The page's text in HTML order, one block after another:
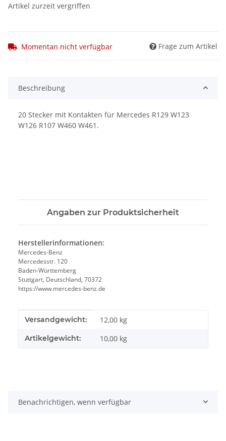
Artikel zurzeit vergriffen
Momentan nicht verfügbar Frage zum Artikel
Beschreibung
20 Stecker mit Kontakten für Mercedes R129 W123
W126 R107 W460 W461.
Angaben zur Produktsicherheit
Herstellerinformationen:
Mercedes-Benz
Mercedesstr. 120
Baden-Württemberg
Stuttgart, Deutschland, 70372
https://www.mercedes-benz.de
Produkteigenschaft
Wert
Versandgewicht: 12,00 kg
Artikelgewicht: 10,00 kg
Benachrichtigen, wenn verfügbar